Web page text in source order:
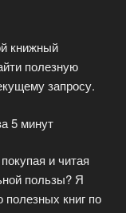
книжный
полезную
запросу.
5 минут
и читая
пользы? Я
полезных книг по